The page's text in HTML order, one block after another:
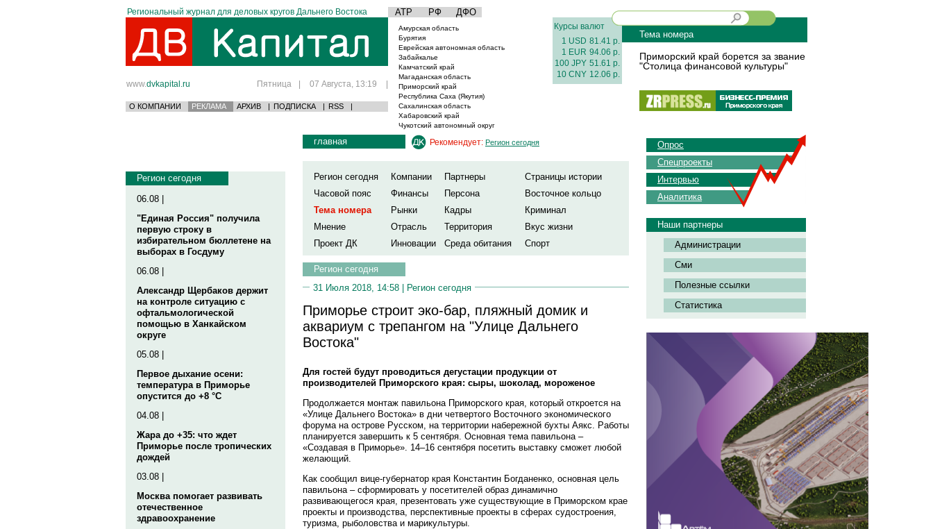
Региональный журнал для деловых кругов Дальнего Востока АТР РФ ДФО
www.dvkapital.ru Пятница | 07 Августа, 13:19 |
О КОМПАНИИ РЕКЛАМА АРХИВ | ПОДПИСКА | RSS |
Амурская область
Бурятия
Еврейская автономная область
Забайкалье
Камчатский край
Магаданская область
Приморский край
Республика Саха (Якутия)
Сахалинская область
Хабаровский край
Чукотский автономный округ
Курсы валют
1 USD 81.41 р.
1 EUR 94.06 р.
100 JPY 51.61 р.
10 CNY 12.06 р.
Тема номера
Приморский край борется за звание
"Столица финансовой культуры"
Регион сегодня
06.08 |
"Единая Россия" получила
первую строку в
избирательном бюллетене на
выборах в Госдуму
06.08 |
Александр Щербаков держит
на контроле ситуацию с
офтальмологической
помощью в Ханкайском
округе
05.08 |
Первое дыхание осени:
температура в Приморье
опустится до +8 °C
04.08 |
Жара до +35: что ждет
Приморье после тропических
дождей
03.08 |
Москва помогает развивать
отечественное
здравоохранение
главная Рекомендует: Регион сегодня
Регион сегодня Компании Партнеры
Страницы истории
Часовой пояс
Финансы Персона
Восточное кольцо
Тема номера
Рынки Кадры
Криминал
Мнение
Отрасль Территория
Вкус жизни
Проект ДК
Инновации Среда обитания Спорт
Регион сегодня
31 Июля 2018, 14:58 | Регион сегодня
Приморье строит эко-бар, пляжный домик и
аквариум с трепангом на "Улице Дальнего
Востока"
Для гостей будут проводиться дегустации продукции от
производителей Приморского края: сыры, шоколад, мороженое
Продолжается монтаж павильона Приморского края, который откроется на
«Улице Дальнего Востока» в дни четвертого Восточного экономического
форума на острове Русском, на территории набережной бухты Аякс. Работы
планируется завершить к 5 сентября. Основная тема павильона –
«Создавая в Приморье». 14–16 сентября посетить выставку сможет любой
желающий.
Как сообщил вице-губернатор края Константин Богданенко, основная цель
павильона – сформировать у посетителей образ динамично
развивающегося края, презентовать уже существующие в Приморском крае
проекты и производства, перспективные проекты в сферах судостроения,
туризма, рыболовства и марикультуры.
Опрос
Спецпроекты
Интервью
Аналитика
Наши партнеры
Администрации
Сми
Полезные ссылки
Статистика